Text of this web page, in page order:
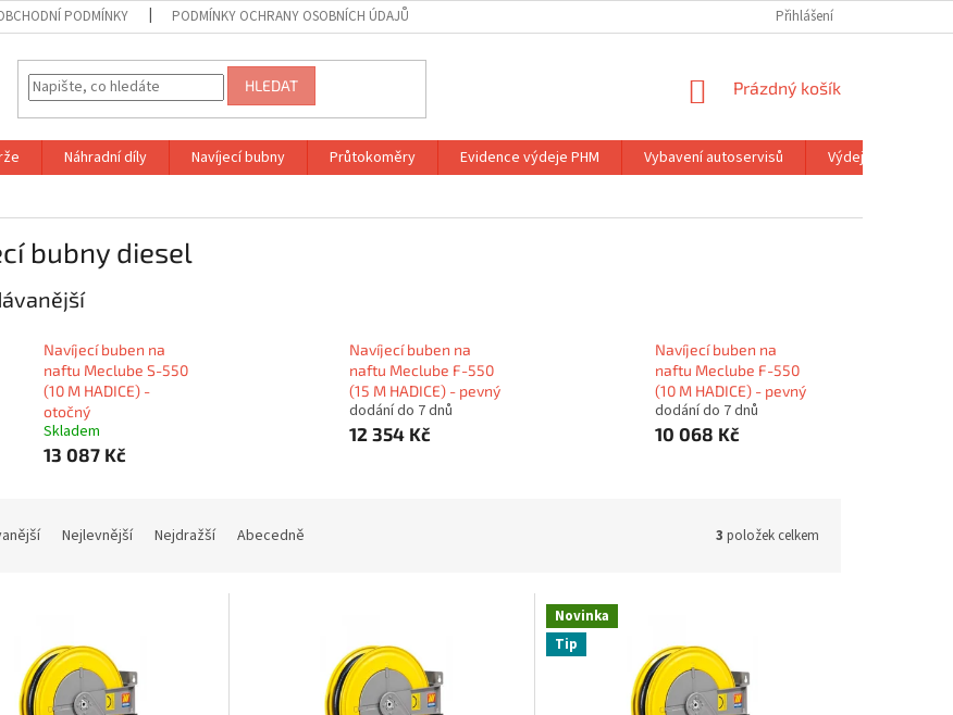
PODMÍNKY PODMÍNKY OCHRANY OSOBNÍCH ÚDAJŮ Přihlášení
HLEDAT
NÁKUPNÍ
Prázdný košík
Náhradní díly Navíjecí bubny Průtokoměry Evidence výdeje PHM Vybavení autoservisů
Výdejní stojany
bubny diesel
Navíjecí buben na
naftu Meclube S-550
(10 M HADICE) -
otočný
Skladem
13 087 Kč
Navíjecí buben na
naftu Meclube F-550
(15 M HADICE) - pevný
dodání do 7 dnů
12 354 Kč
Navíjecí buben na
naftu Meclube F-550
(10 M HADICE) - pevný
dodání do 7 dnů
10 068 Kč
Nejlevnější Nejdražší Abecedně 3 položek celkem
Novinka
Tip